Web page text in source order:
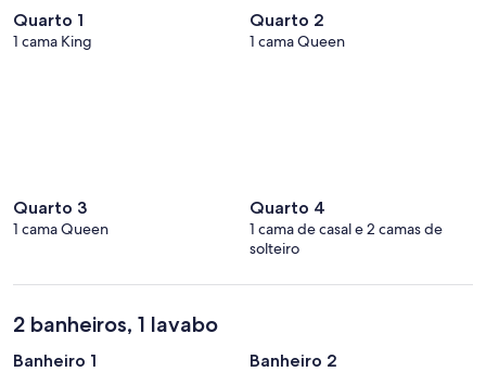
Quarto 1
1 cama King
Quarto 2
1 cama Queen
Quarto 3
1 cama Queen
Quarto 4
1 cama de casal e 2 camas de
solteiro
2 banheiros, 1 lavabo
Banheiro 1 Banheiro 2